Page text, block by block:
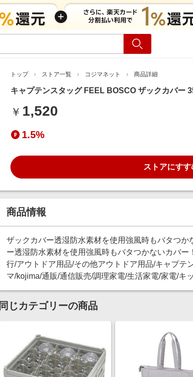
トップ ストア一覧 コジマネット 商品詳細
キャプテンスタッグ FEEL BOSCO ザックカバー
￥ 1,520
1.5%
ストアにすす
商品情報
ザックカバー透湿防水素材を使用強風時もバタつ
ー透湿防水素材を使用強風時もバタつかないカバ
行/アウトドア用品/その他アウトドア用品/キャプテ
マ/kojima/通販/通信販売/調理家電/生活家電/家電/キ
同じカテゴリーの商品